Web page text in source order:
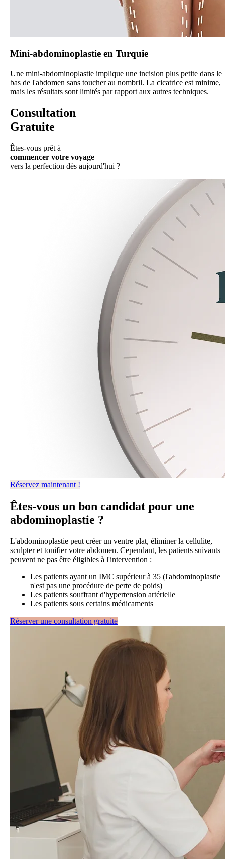
Mini-abdominoplastie en Turquie
Une mini-abdominoplastie implique une incision plus petite dans le
bas de l'abdomen sans toucher au nombril. La cicatrice est minime,
mais les résultats sont limités par rapport aux autres techniques.
Consultation
Gratuite
Êtes-vous prêt à
commencer votre voyage
vers la perfection dès aujourd'hui ?
Réservez maintenant !
Êtes-vous un bon candidat pour une
abdominoplastie ?
L'abdominoplastie peut créer un ventre plat, éliminer la cellulite,
sculpter et tonifier votre abdomen. Cependant, les patients suivants
peuvent ne pas être éligibles à l'intervention :
Les patients ayant un IMC supérieur à 35 (l'abdominoplastie
n'est pas une procédure de perte de poids)
Les patients souffrant d'hypertension artérielle
Les patients sous certains médicaments
Réserver une consultation gratuite